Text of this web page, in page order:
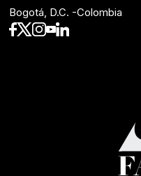
Bogotá, D.C. -Colombia